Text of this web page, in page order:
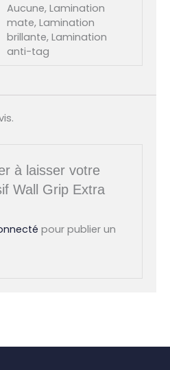
Aucune, Lamination
mate, Lamination
brillante, Lamination
anti-tag
à laisser votre
Wall Grip Extra
pour publier un